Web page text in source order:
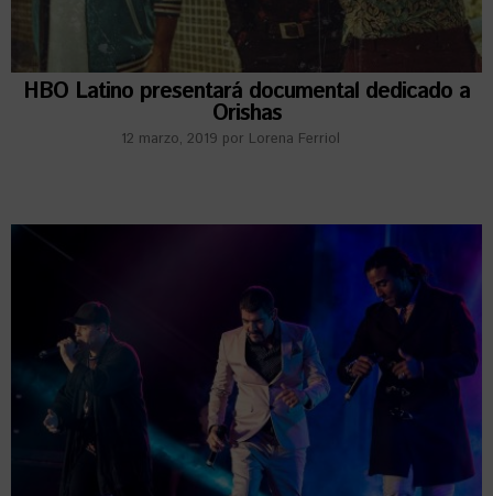
HBO Latino presentará documental dedicado a
Orishas
12 marzo, 2019 por Lorena Ferriol